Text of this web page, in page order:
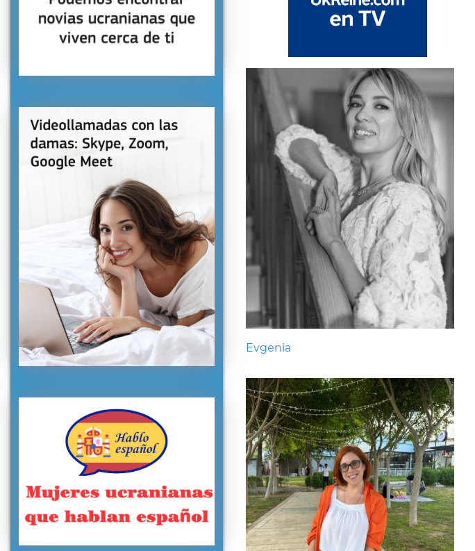
Evgenia